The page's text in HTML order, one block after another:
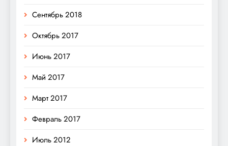
Сентябрь 2018
Октябрь 2017
Июнь 2017
Май 2017
Март 2017
Февраль 2017
Июль 2012